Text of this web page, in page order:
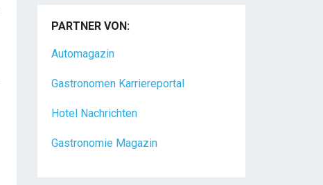
PARTNER VON:
Automagazin
Gastronomen Karriereportal
Hotel Nachrichten
Gastronomie Magazin